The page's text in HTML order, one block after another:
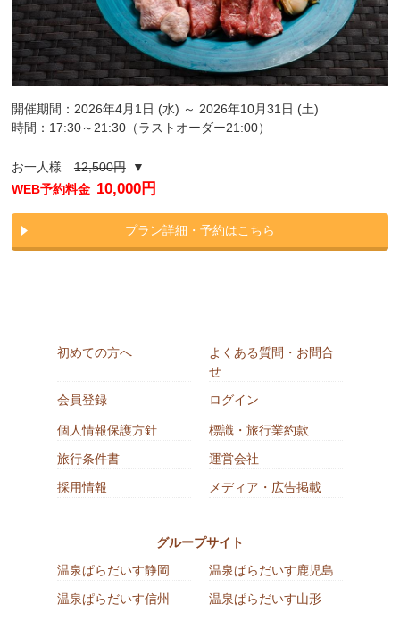
開催期間：2026年4月1日 (水) ～ 2026年10月31日 (土)
時間：17:30～21:30（ラストオーダー21:00）
お一人様12,500円▼
WEB予約料金 10,000円
プラン詳細・予約はこちら
初めての方へ
よくある質問・お問合
せ
会員登録
ログイン
個人情報保護方針
標識・旅行業約款
旅行条件書
運営会社
採用情報
メディア・広告掲載
グループサイト
温泉ぱらだいす静岡
温泉ぱらだいす鹿児島
温泉ぱらだいす信州
温泉ぱらだいす山形